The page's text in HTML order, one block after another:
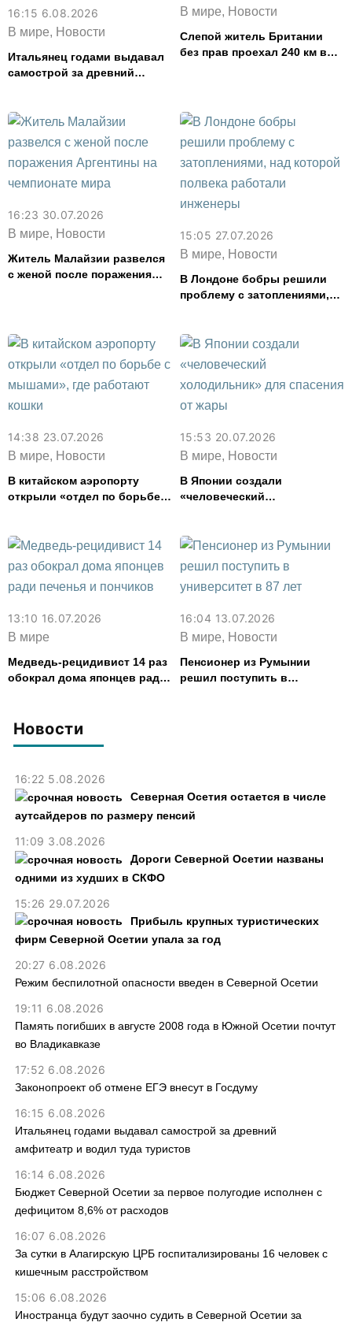
Новости
16:22 5.08.2026
Северная Осетия остается в числе
аутсайдеров по размеру пенсий
11:09 3.08.2026
Дороги Северной Осетии названы
одними из худших в СКФО
15:26 29.07.2026
Прибыль крупных туристических
фирм Северной Осетии упала за год
20:27 6.08.2026
Режим беспилотной опасности введен в Северной Осетии
19:11 6.08.2026
Память погибших в августе 2008 года в Южной Осетии почтут
во Владикавказе
17:52 6.08.2026
Законопроект об отмене ЕГЭ внесут в Госдуму
16:15 6.08.2026
Итальянец годами выдавал самострой за древний
амфитеатр и водил туда туристов
16:14 6.08.2026
Бюджет Северной Осетии за первое полугодие исполнен с
дефицитом 8,6% от расходов
16:07 6.08.2026
За сутки в Алагирскую ЦРБ госпитализированы 16 человек с
кишечным расстройством
15:06 6.08.2026
Иностранца будут заочно судить в Северной Осетии за
16:15 6.08.2026
В мире, Новости
Итальянец годами выдавал
самострой за древний
В мире, Новости
Слепой житель Британии
без прав проехал 240 км в
16:23 30.07.2026
В мире, Новости
Житель Малайзии развелся
с женой после поражения
15:05 27.07.2026
В мире, Новости
В Лондоне бобры решили
проблему с затоплениями,
14:38 23.07.2026
В мире, Новости
В китайском аэропорту
открыли «отдел по борьбе с
15:53 20.07.2026
В мире, Новости
В Японии создали
«человеческий
13:10 16.07.2026
В мире
Медведь-рецидивист 14 раз
обокрал дома японцев ради
16:04 13.07.2026
В мире, Новости
Пенсионер из Румынии
решил поступить в